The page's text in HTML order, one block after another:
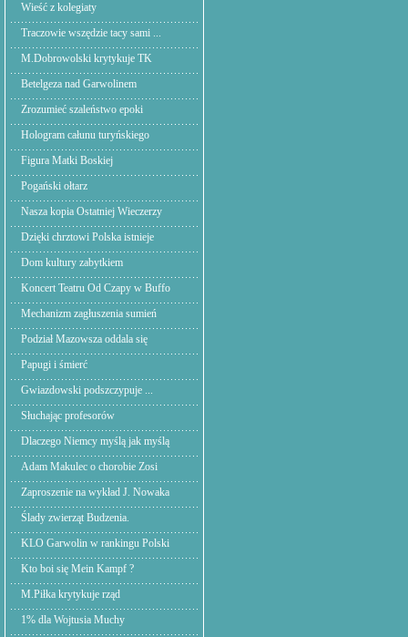
Wieść z kolegiaty
Traczowie wszędzie tacy sami ...
M.Dobrowolski krytykuje TK
Betelgeza nad Garwolinem
Zrozumieć szaleństwo epoki
Hologram całunu turyńskiego
Figura Matki Boskiej
Pogański ołtarz
Nasza kopia Ostatniej Wieczerzy
Dzięki chrztowi Polska istnieje
Dom kultury zabytkiem
Koncert Teatru Od Czapy w Buffo
Mechanizm zagłuszenia sumień
Podział Mazowsza oddala się
Papugi i śmierć
Gwiazdowski podszczypuje ...
Słuchając profesorów
Dlaczego Niemcy myślą jak myślą
Adam Makulec o chorobie Zosi
Zaproszenie na wykład J. Nowaka
Ślady zwierząt Budzenia.
KLO Garwolin w rankingu Polski
Kto boi się Mein Kampf ?
M.Piłka krytykuje rząd
1% dla Wojtusia Muchy